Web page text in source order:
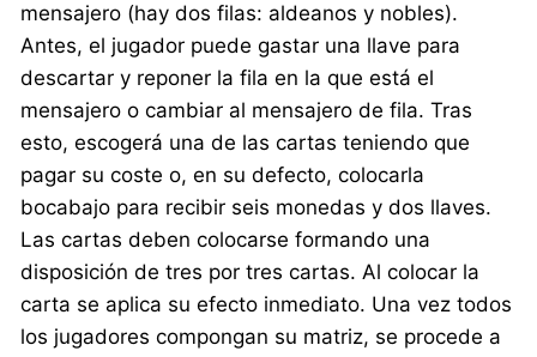
mensajero (hay dos filas: aldeanos y nobles).
Antes, el jugador puede gastar una llave para
descartar y reponer la fila en la que está el
mensajero o cambiar al mensajero de fila. Tras
esto, escogerá una de las cartas teniendo que
pagar su coste o, en su defecto, colocarla
bocabajo para recibir seis monedas y dos llaves.
Las cartas deben colocarse formando una
disposición de tres por tres cartas. Al colocar la
carta se aplica su efecto inmediato. Una vez todos
los jugadores compongan su matriz, se procede a